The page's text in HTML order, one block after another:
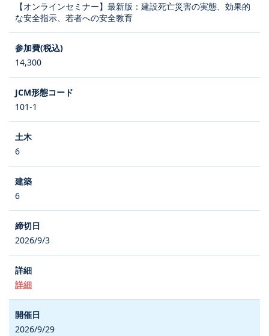
【オンラインセミナー】最新版：建設死亡災害の実態、効果的
な安全指示、若者への安全教育
14,300
101-1
6
6
2026/9/3
詳細
2026/9/29